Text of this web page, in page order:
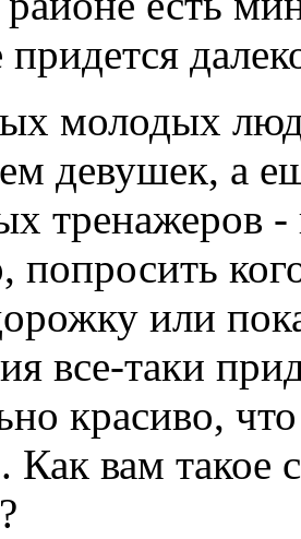
придется
молодых
девушек, а
тренажеров -
попросить
или
все-таки
красиво,
Как вам